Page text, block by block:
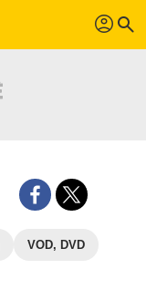
profil search
VOD, DVD